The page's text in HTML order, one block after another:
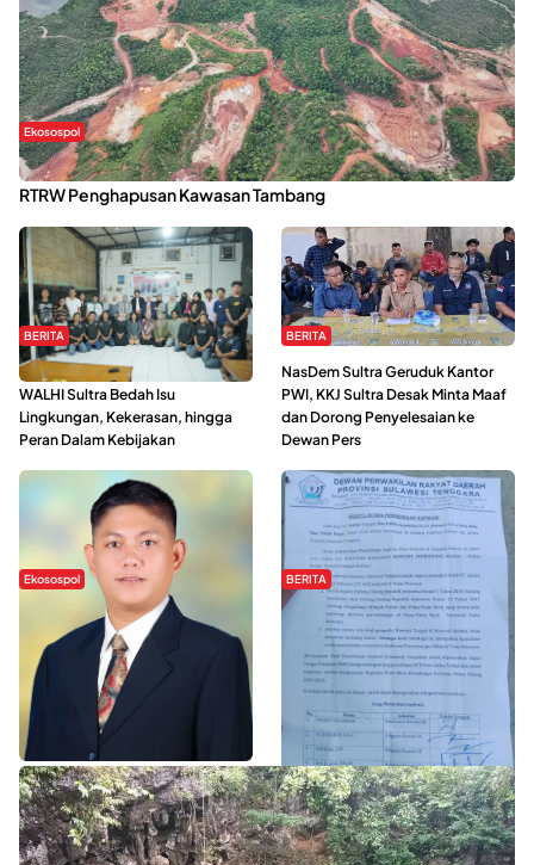
Ekosospol
Kabaena Menanti Kepastian Pemulihan Lingkungan Usai Revisi
RTRW Penghapusan Kawasan Tambang
BERITA
Refleksi Gerakan Perempuan,
WALHI Sultra Bedah Isu
Lingkungan, Kekerasan, hingga
Peran Dalam Kebijakan
BERITA
NasDem Sultra Geruduk Kantor
PWI, KKJ Sultra Desak Minta Maaf
dan Dorong Penyelesaian ke
Dewan Pers
Ekosospol
Slogan Pemberdayaan Lokal
Dinilai Hanya Pemanis, Tokoh
Pemuda Wilalang Kritik Dominasi
Orang Luar
BERITA
Hipmawani Bersama DPRD Sultra
Sepakati RDP Perihal IUP
Pertambangan di Pulau Wawonii
WISATA SULTRA >>